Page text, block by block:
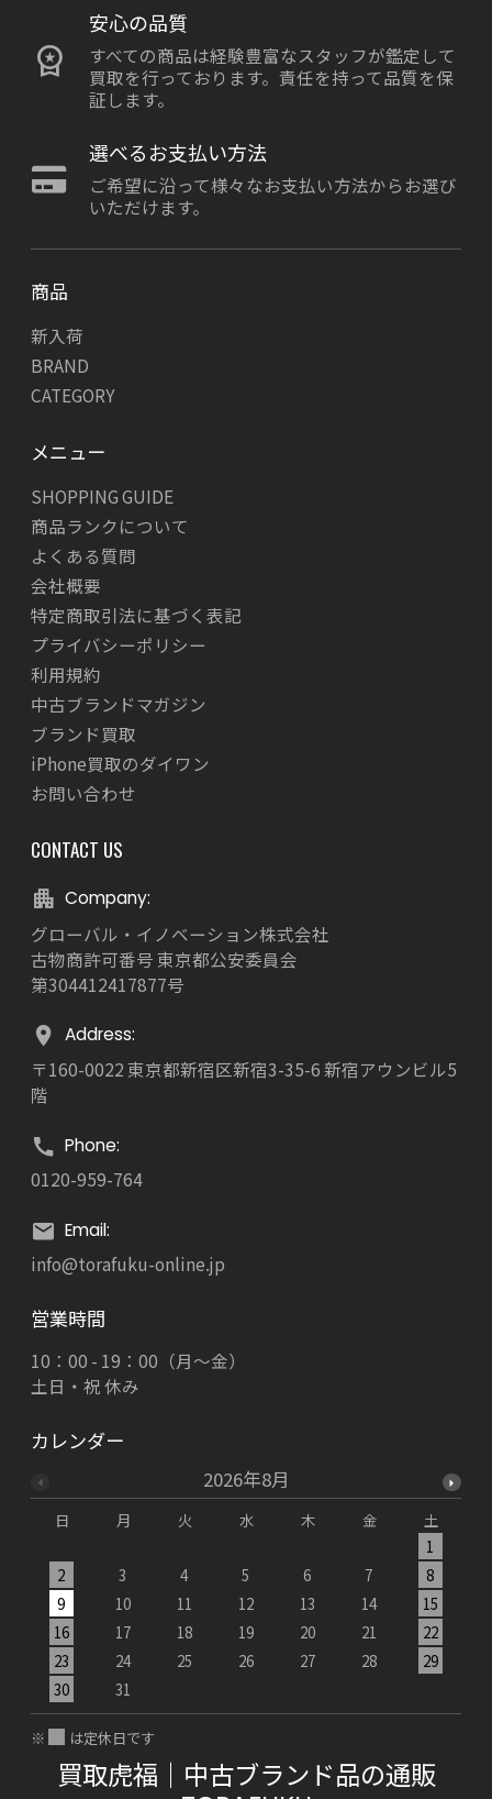
安心の品質
すべての商品は経験豊富なスタッフが鑑定して
買取を行っております。責任を持って品質を保
証します。
選べるお支払い方法
ご希望に沿って様々なお支払い方法からお選び
いただけます。
CONTACT US
Company:
グローバル・イノベーション株式会社
古物商許可番号 東京都公安委員会
第304412417877号
Address:
〒160-0022 東京都新宿区新宿3-35-6 新宿アウンビル5
階
Phone:
0120-959-764
Email:
info@torafuku-online.jp
商品
新入荷
BRAND
CATEGORY
メニュー
SHOPPING GUIDE
商品ランクについて
よくある質問
会社概要
特定商取引法に基づく表記
プライバシーポリシー
利用規約
中古ブランドマガジン
ブランド買取
iPhone買取のダイワン
お問い合わせ
営業時間
10：00 - 19：00（月～金）
土日・祝 休み
カレンダー
2026年8月
日 月 火 水 木 金
土
1
2
3 4 5 6 7
8
9
10 11 12 13 14
15
16
17 18 19 20 21
22
23
24 25 26 27 28
29
30
31
※ は定休日です
買取虎福｜中古ブランド品の通販